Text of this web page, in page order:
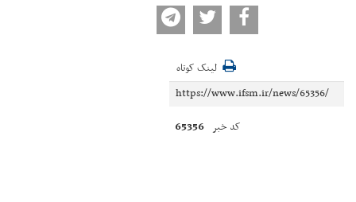
لینک کوتاه
کد خبر 65356